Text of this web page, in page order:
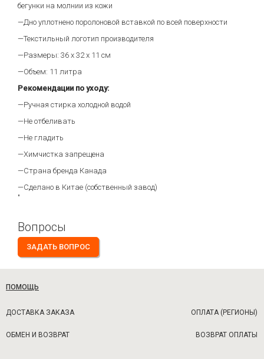
бегунки на молнии из кожи
—Дно уплотнено поролоновой вставкой по всей поверхности
—Текстильный логотип производителя
—Размеры: 36 х 32 х 11 см
—Объем: 11 литра
Рекомендации по уходу:
—Ручная стирка холодной водой
—Не отбеливать
—Не гладить
—Химчистка запрещена
—Страна бренда Канада
—Сделано в Китае (собственный завод)
"
Вопросы
ЗАДАТЬ ВОПРОС
ПОМОЩЬ
ДОСТАВКА ЗАКАЗА ОПЛАТА (РЕГИОНЫ)
ОБМЕН И ВОЗВРАТ ВОЗВРАТ ОПЛАТЫ